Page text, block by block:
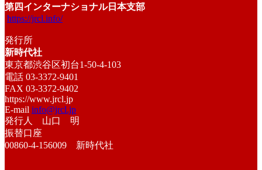
第四インターナショナル日本支部
https://jrcl.info/
発行所
新時代社
東京都渋谷区初台1-50-4-103
電話 03-3372-9401
FAX 03-3372-9402
https://www.jrcl.jp
E-mail info@jrcl.jp
発行人 山口 明
振替口座
00860-4-156009 新時代社